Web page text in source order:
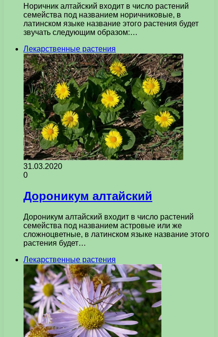
Норичник алтайский входит в число растений
семейства под названием норичниковые, в
латинском языке название этого растения будет
звучать следующим образом:…
Лекарственные растения
31.03.2020
0
Дороникум алтайский
Дороникум алтайский входит в число растений
семейства под названием астровые или же
сложноцветные, в латинском языке название этого
растения будет…
Лекарственные растения